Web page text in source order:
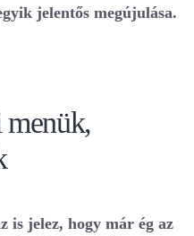
jelentős megújulása.
menük,
is jelez, hogy már ég az